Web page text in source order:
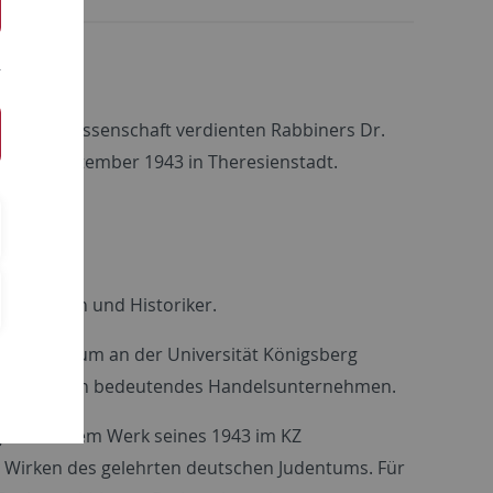
der Wissenschaft verdienten Rabbiners Dr.
13. September 1943 in Theresienstadt.
Kaufmann und Historiker.
Studium an der Universität Königsberg
ein bedeutendes Handelsunternehmen.
nun dem Werk seines 1943 im KZ
des gelehrten deutschen Judentums. Für